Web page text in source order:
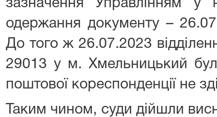
зазначення Управлінням
одержання документу –
До того ж 26.07.2023
29013 у м. Хмельницький
поштової кореспонденції не
Таким чином, суди дійшли